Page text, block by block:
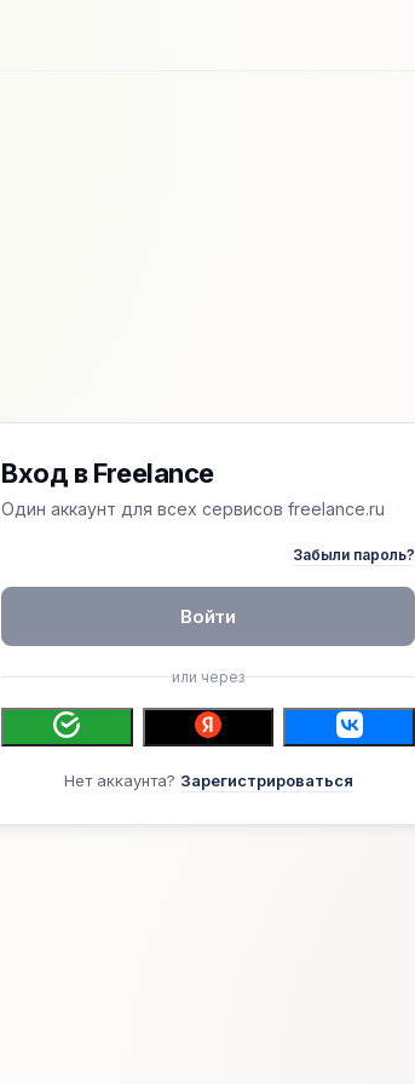
Вход в Freelance
Один аккаунт для всех сервисов freelance.ru
Забыли пароль?
Войти
или через
Нет аккаунта? Зарегистрироваться